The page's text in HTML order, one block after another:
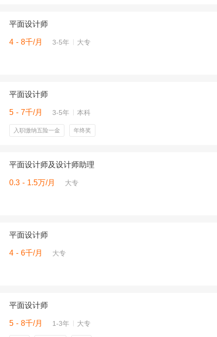
平面设计师
4 - 8千/月 3-5年 大专
平面设计师
5 - 7千/月 3-5年 本科
入职缴纳五险一金 年终奖
平面设计师及设计师助理
0.3 - 1.5万/月 大专
平面设计师
4 - 6千/月 大专
平面设计师
5 - 8千/月 1-3年 大专